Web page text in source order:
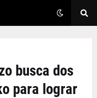
busca dos
para lograr